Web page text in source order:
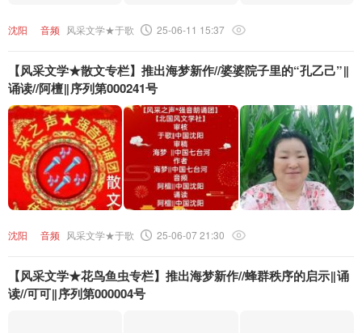
沈阳 音频 风采文学★于歌 25-06-11 15:37
【风采文学★散文专栏】推出海梦新作//婆婆院子里的“孔乙己”‖
诵读//阿檀‖序列第000241号
沈阳 音频 风采文学★于歌 25-06-07 21:30
【风采文学★花鸟鱼虫专栏】推出海梦新作//蜂群秩序的启示‖诵
读//可可‖序列第000004号